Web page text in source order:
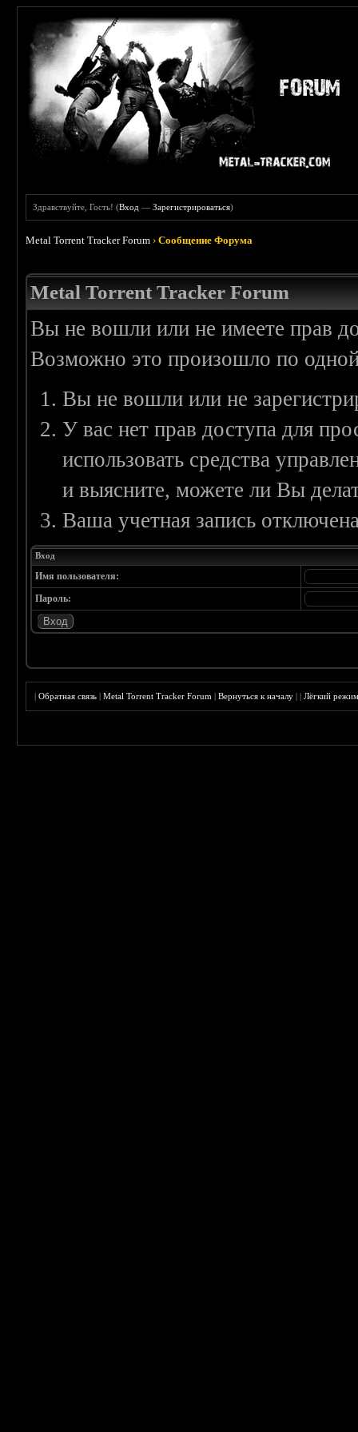
Здравствуйте, Гость! (Вход —Зарегистрироваться)
Metal Torrent Tracker Forum ›Сообщение Форума
Metal Torrent Tracker Forum
Вы не вошли или не имеете прав
Возможно это произошло по
Вы не вошли или не
У вас нет прав доступа для
использовать средства
и выясните, можете ли Вы
Ваша учетная запись
Вход
Имя пользователя:
Пароль:
|Обратная связь |Metal Torrent Tracker Forum |Вернуться к началу ||Лёгкий